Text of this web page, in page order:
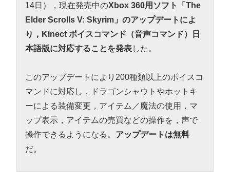
14日），現在発売中のXbox 360用ソフト「The
Elder Scrolls V: Skyrim」のアップデートによ
り，Kinect ボイスコマンド（音声コマンド）日
本語版に対応することを発表した。
このアップデートにより200種類以上のボイスコ
マンドに対応し，ドラゴンシャウトやホットキ
ーによる装備変更，アイテム／魔法の使用，マ
ップ表示，アイテムの売買などの操作を，声で
操作できるようになる。 アップデートは無料
だ。